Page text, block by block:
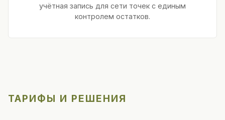
учётная запись для сети точек с единым
контролем остатков.
ТАРИФЫ И РЕШЕНИЯ